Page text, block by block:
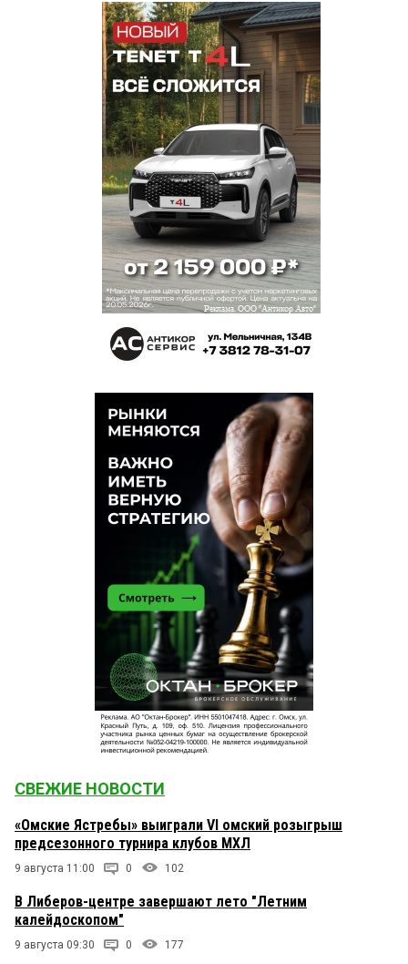
СВЕЖИЕ НОВОСТИ
«Омские Ястребы» выиграли VI омский розыгрыш
предсезонного турнира клубов МХЛ
9 августа 11:00 0 102
В Либеров-центре завершают лето "Летним
калейдоскопом"
9 августа 09:30 0 177